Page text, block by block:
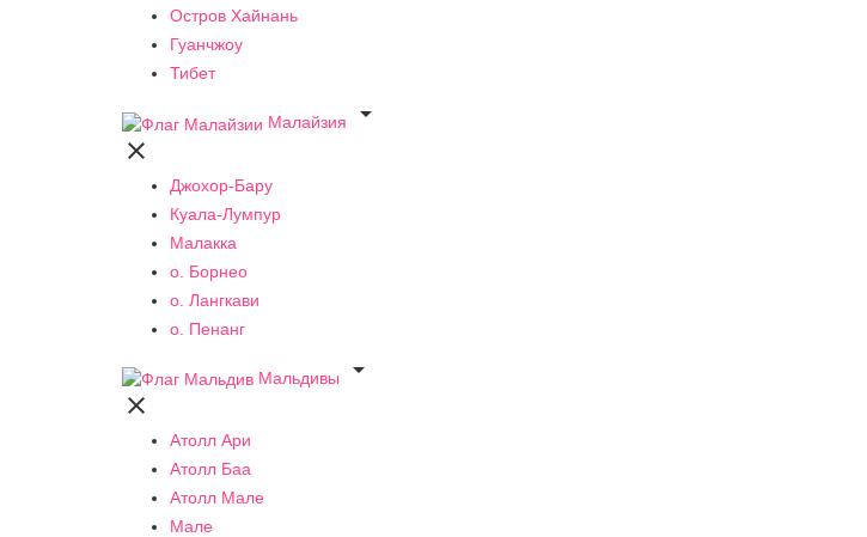
Остров Хайнань
Гуанчжоу
Тибет
Малайзия


Джохор-Бару
Куала-Лумпур
Малакка
о. Борнео
о. Лангкави
о. Пенанг
Мальдивы


Атолл Ари
Атолл Баа
Атолл Мале
Мале